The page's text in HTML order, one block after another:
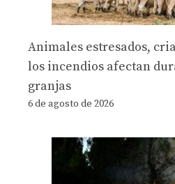
Animales estresados,
los incendios afectan
granjas
6 de agosto de 2026